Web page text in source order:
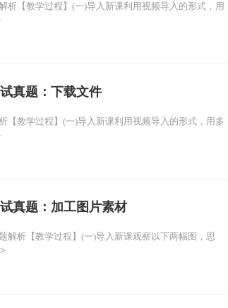
析【教学过程】(一)导入新课利用视频导入的形式，用
真题：下载文件
【教学过程】(一)导入新课利用视频导入的形式，用多
真题：加工图片素材
解析【教学过程】(一)导入新课观察以下两幅图，思